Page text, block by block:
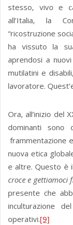
stesso, vivo e
all’Italia, la
“ricostruzione
ha vissuto la
aprendosi a
mutilatini e
lavoratore.
Ora, all’inizio del
dominanti sono
frammentazione
nuova etica
e altre. Questo è
croce e gettiamoci
presente che
inculturazione
operativi.[9]